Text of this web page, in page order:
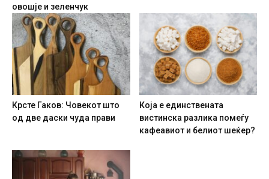
овошје и зеленчук
Крсте Гаков: Човекот што
од две даски чуда прави
Која е единствената
вистинска разлика помеѓу
кафеавиот и белиот шеќер?